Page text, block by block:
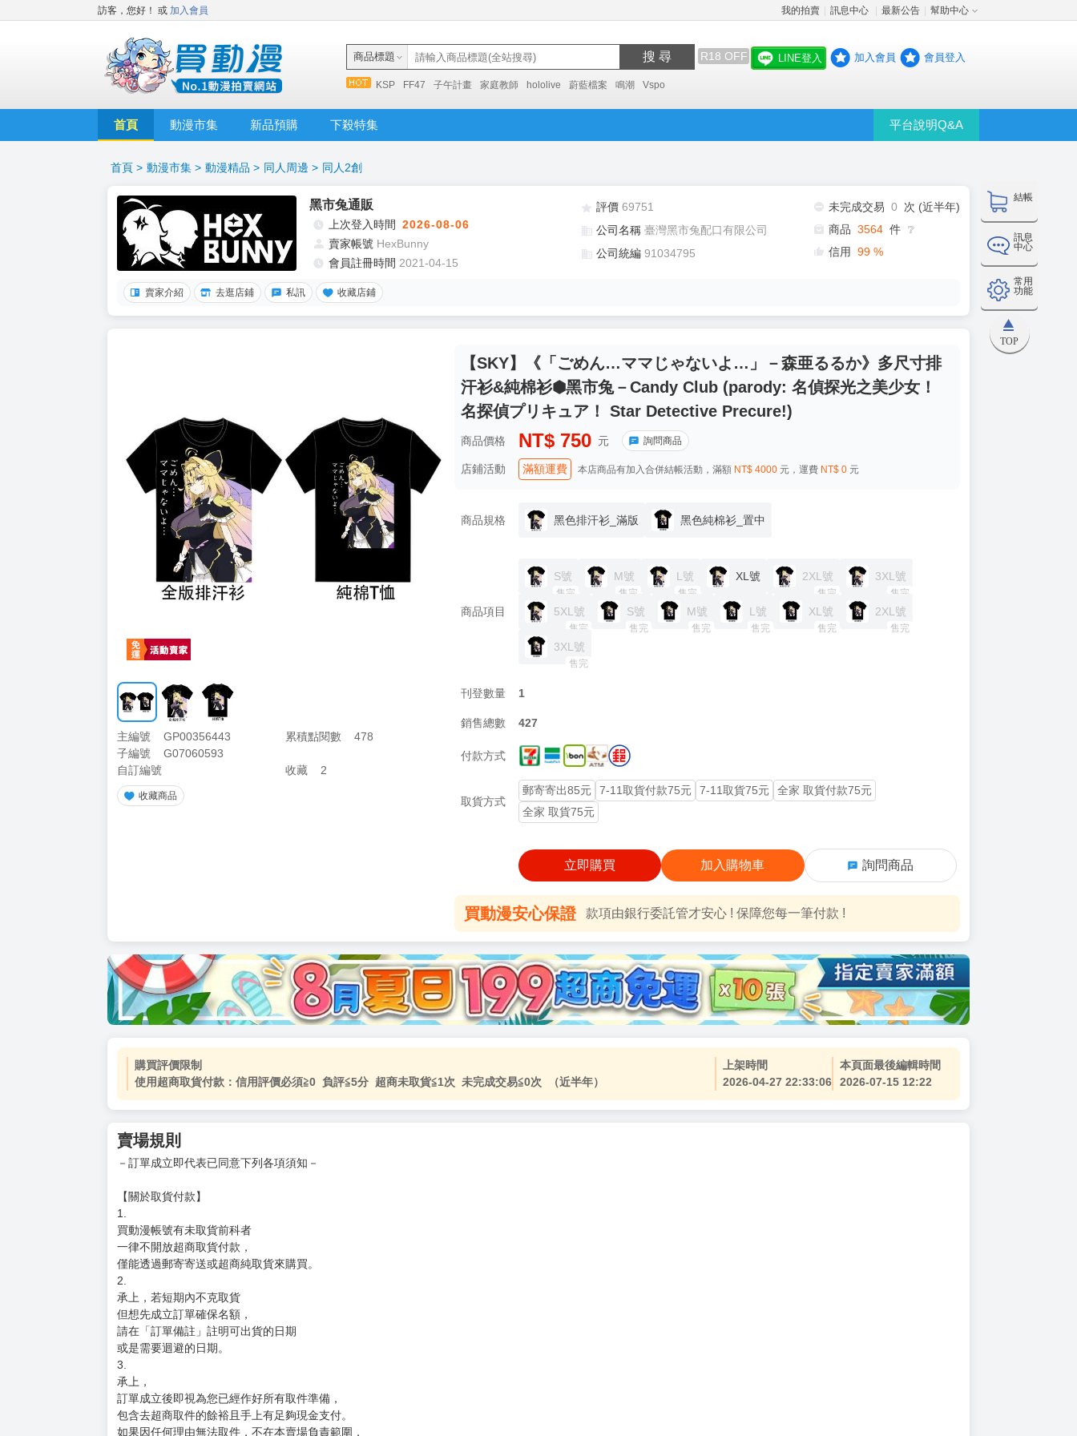
訪客，您好！ 或 加入會員 我的拍賣 訊息中心 最新公告 幫助中心
商品標題 搜 尋 R18 OFF
KSP FF47 子午計畫 家庭教師 hololive 蔚藍檔案 鳴潮 Vspo
LINE登入 加入會員 會員登入
首頁 動漫市集 新品預購 下殺特集 平台說明Q&A
結帳
訊息
中心
常用
功能
TOP
首頁 > 動漫市集 > 動漫精品 > 同人周邊 > 同人2創
黑市兔通販
上次登入時間 2026-08-06
賣家帳號 HexBunny
會員註冊時間 2021-04-15
評價 69751
公司名稱 臺灣黑市兔配口有限公司
公司統編 91034795
未完成交易 0
次 (近半年)
商品 3564 件 ❔
信用 99 %
賣家介紹 去逛店鋪 私訊 收藏店鋪
主編號
GP00356443
子編號
G07060593
累積點閱數 478
自訂編號 收藏 2
收藏商品
【SKY】《「ごめん…ママじゃないよ…」－森亜るるか》多尺寸排
汗衫&純棉衫⬢黑市兔－Candy Club (parody: 名偵探光之美少女！
名探偵プリキュア！ Star Detective Precure!)
商品價格 NT$ 750 元 詢問商品
店鋪活動 滿額運費 本店商品有加入合併結帳活動，滿額 NT$ 4000元，運費 NT$ 0 元
商品規格 黑色排汗衫_滿版 黑色純棉衫_置中
商品項目
S號
售完
M號
售完
L號
售完
XL號 2XL號
售完
3XL號
售完
5XL號
售完
S號
售完
M號
售完
L號
售完
XL號
售完
2XL號
售完
3XL號
售完
刊登數量 1
銷售總數 427
付款方式
取貨方式
郵寄寄出85元 7-11取貨付款75元 7-11取貨75元
全家 取貨付款75元
全家 取貨75元
立即購買 加入購物車 詢問商品
買動漫安心保證 款項由銀行委託管才安心 ! 保障您每一筆付款 !
購買評價限制
使用超商取貨付款：信用評價必須≧0 負評≦5分 超商未取貨≦1次 未完成交易≦0次 （近半年）
上架時間
2026-04-27 22:33:06
本頁面最後編輯時間
2026-07-15 12:22
賣場規則
－訂單成立即代表已同意下列各項須知－
【關於取貨付款】
1.
買動漫帳號有未取貨前科者
一律不開放超商取貨付款，
僅能透過郵寄寄送或超商純取貨來購買。
2.
承上，若短期內不克取貨
但想先成立訂單確保名額，
請在「訂單備註」註明可出貨的日期
或是需要迴避的日期。
3.
承上，
訂單成立後即視為您已經作好所有取件準備，
包含去超商取件的餘裕且手上有足夠現金支付。
如果因任何理由無法取件，不在本賣場負責範圍，